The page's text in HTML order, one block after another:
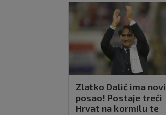
Zlatko Dalić ima novi
posao! Postaje treći
Hrvat na kormilu te